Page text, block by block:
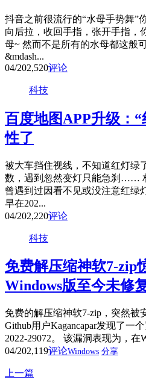
抖音之前很流行的“水母手势舞”
向后拉，收回手指，张开手指，
母~ 然而不是所有的水母都这般
&mdash...
04/202,520评论
科技
百度地图APP升级：
性了
被大车挡住视线，不知道红灯绿
数，遇到忽然变灯只能急刹……
曾遇到过因看不见或没注意红绿
早在202...
04/202,220评论
科技
免费解压缩神软7-zip
Windows版至今未修
免费的解压缩神软7-zip，突然被
Github用户Kagancapar发现了一
2022-29072。 该漏洞表现为，在
04/202,119评论Windows 分享
上一篇